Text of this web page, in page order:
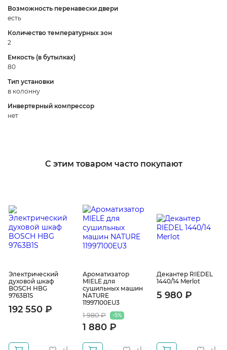
Возможность перенавески двери
есть
Количество температурных зон
2
Емкость (в бутылках)
80
Тип установки
в колонну
Инвертерный компрессор
нет
С этим товаром часто покупают
Электрический
духовой шкаф
BOSCH HBG
9763B1S
192 550 ₽
Ароматизатор
MIELE для
сушильных машин
NATURE
11997100EU3
1 980 ₽ -5%
1 880 ₽
Декантер RIEDEL
1440/14 Merlot
5 980 ₽